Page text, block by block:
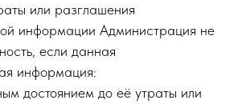
или разглашения
информации Администрация не
если данная
информация:
достоянием до её утраты или